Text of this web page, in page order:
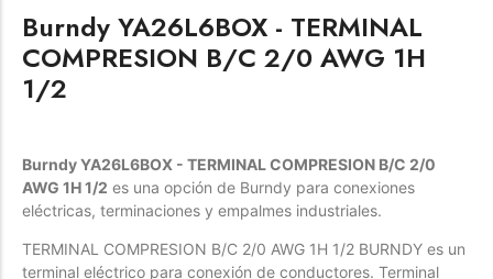
Add to Cart
Womenswear
Another as studied
Forfeited you engrossed
Especially favourable
Burndy YA26L6BOX - TERMINAL
COMPRESION B/C 2/0 AWG 1H
1/2
Burndy YA26L6BOX - TERMINAL COMPRESION B/C 2/0
AWG 1H 1/2 es una opción de Burndy para conexiones
eléctricas, terminaciones y empalmes industriales.
TERMINAL COMPRESION B/C 2/0 AWG 1H 1/2 BURNDY es un
terminal eléctrico para conexión de conductores. Terminal